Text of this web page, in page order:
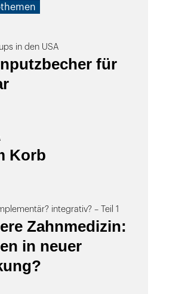
in den USA
für
Korb
integrativ? – Teil 1
Zahnmedizin:
in neuer